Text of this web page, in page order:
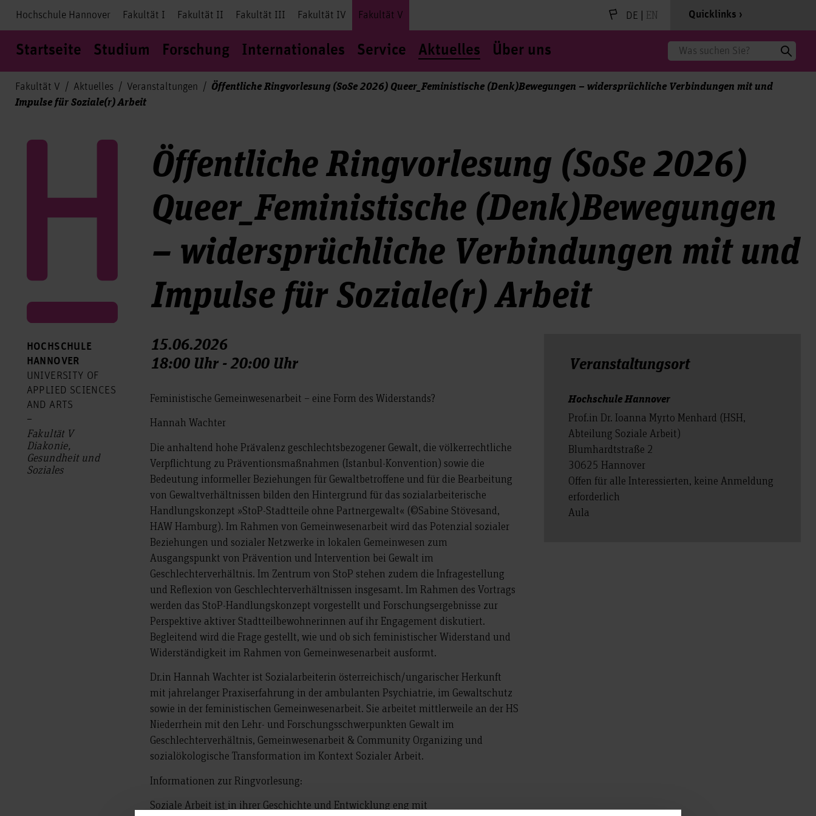
Hochschule Hannover Fakultät I Fakultät II Fakultät III Fakultät IV Fakultät V DE | EN Quicklinks
Startseite Studium Forschung Internationales Service Aktuelles Über uns Suche
Fakultät V Aktuelles Veranstaltungen
Öffentliche Ringvorlesung (SoSe 2026) Queer_Feministische (Denk)Bewegungen – widersprüchliche Verbindungen mit und
Impulse für Soziale(r) Arbeit
HOCHSCHULE
HANNOVER
UNIVERSITY OF
APPLIED SCIENCES
AND ARTS
–
Fakultät V
Diakonie,
Gesundheit und
Soziales
Öffentliche Ringvorlesung (SoSe 2026)
Queer_Feministische (Denk)Bewegungen
– widersprüchliche Verbindungen mit und
Impulse für Soziale(r) Arbeit
15.06.2026
18:00 Uhr - 20:00 Uhr
Feministische Gemeinwesenarbeit – eine Form des Widerstands?
Hannah Wachter
Die anhaltend hohe Prävalenz geschlechtsbezogener Gewalt, die völkerrechtliche
Verpflichtung zu Präventionsmaßnahmen (Istanbul-Konvention) sowie die
Bedeutung informeller Beziehungen für Gewaltbetroffene und für die Bearbeitung
von Gewaltverhältnissen bilden den Hintergrund für das sozialarbeiterische
Handlungskonzept »StoP-Stadtteile ohne Partnergewalt« (©Sabine Stövesand,
HAW Hamburg). Im Rahmen von Gemeinwesenarbeit wird das Potenzial sozialer
Beziehungen und sozialer Netzwerke in lokalen Gemeinwesen zum
Ausgangspunkt von Prävention und Intervention bei Gewalt im
Geschlechterverhältnis. Im Zentrum von StoP stehen zudem die Infragestellung
und Reflexion von Geschlechterverhältnissen insgesamt. Im Rahmen des Vortrags
werden das StoP-Handlungskonzept vorgestellt und Forschungsergebnisse zur
Perspektive aktiver Stadtteilbewohnerinnen auf ihr Engagement diskutiert.
Begleitend wird die Frage gestellt, wie und ob sich feministischer Widerstand und
Widerständigkeit im Rahmen von Gemeinwesenarbeit ausformt.
Dr.in Hannah Wachter ist Sozialarbeiterin österreichisch/ungarischer Herkunft
mit jahrelanger Praxiserfahrung in der ambulanten Psychiatrie, im Gewaltschutz
sowie in der feministischen Gemeinwesenarbeit. Sie arbeitet mittlerweile an der HS
Niederrhein mit den Lehr- und Forschungsschwerpunkten Gewalt im
Geschlechterverhältnis, Gemeinwesenarbeit & Community Organizing und
sozialökologische Transformation im Kontext Sozialer Arbeit.
Informationen zur Ringvorlesung:
Soziale Arbeit ist in ihrer Geschichte und Entwicklung eng mit
Veranstal­tungs­ort
Hochschule Hannover
Prof.in Dr. Ioanna Myrto Menhard (HSH,
Abteilung Soziale Arbeit)
Blumhardtstraße 2
30625 Hannover
Offen für alle Interessierten, keine Anmeldung
erforderlich
Aula